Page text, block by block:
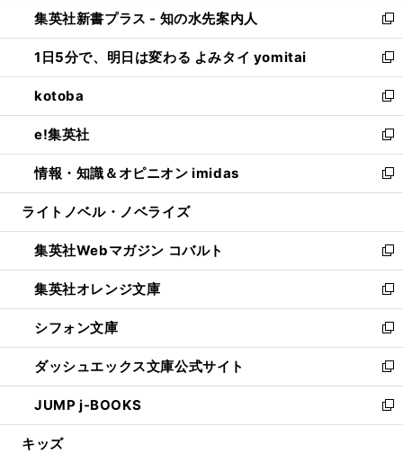
く
ド
ウ
で
開
く
ィ
ン
ド
ウ
で
開
く
い
ウ
ィ
ン
ド
ウ
で
開
く
集英社新書プラス - 知の水先案内人
新
し
い
ウ
ィ
ン
ド
ウ
で
開
1日5分で、明日は変わる よみタイ yomitai
新
し
い
ウ
ィ
ン
ド
ウ
開
く
kotoba
新
し
い
ウ
ィ
ン
ウ
で
開
く
e!集英社
新
し
い
ウ
ン
ド
ウ
で
開
く
情報・知識＆オピニオン imidas
新
し
ウ
ィ
ン
ド
ウ
で
開
く
ライトノベル・ノベライズ
集英社Webマガジン コバルト
新
し
い
ウ
ィ
ン
ド
ウ
で
開
集英社オレンジ文庫
新
し
い
ウ
ィ
ン
ド
ウ
シフォン文庫
新
し
い
ウ
ィ
ン
ダッシュエックス文庫公式サイト
新
し
い
ウ
JUMP j-BOOKS
新
し
キッズ